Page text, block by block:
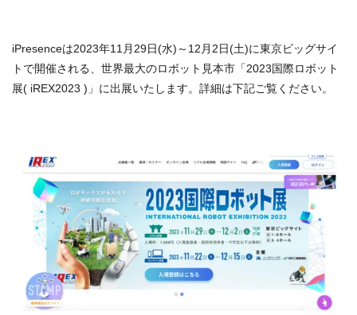
iPresenceは2023年11月29日(水)～12月2日(土)に東京ビッグサイ
トで開催される、世界最大のロボット見本市「2023国際ロボット
展( iREX2023 )」に出展いたします。詳細は下記ご覧ください。